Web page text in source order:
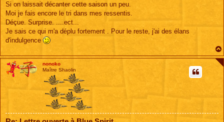
Si on laissait décanter cette saison un peu.
Moi je fais encore le tri dans mes ressentis.
Déçue. Surprise. ....ect...
Je sais ce qui m'a déplu fortement . Pour le reste, j'ai des élans
d'indulgence
nonoko
Maître Shaolin